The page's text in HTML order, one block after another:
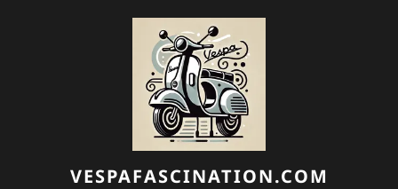
VESPAFASCINATION.COM